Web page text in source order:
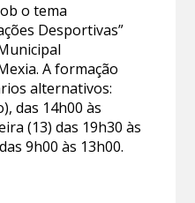
o tema
Desportivas”
A formação
alternativos:
das 14h00 às
(13) das 19h30 às
9h00 às 13h00.